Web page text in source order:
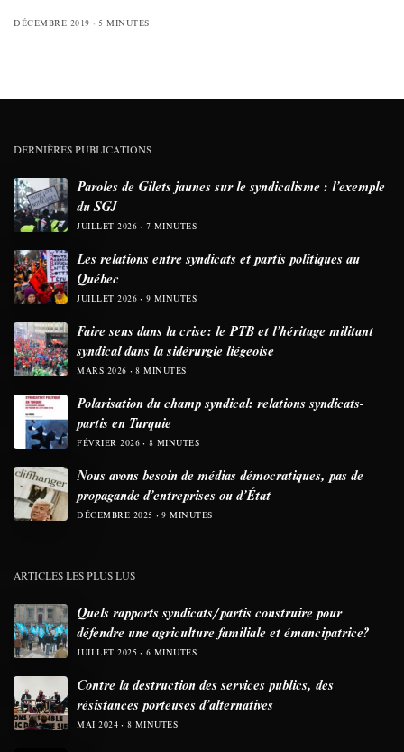
DÉCEMBRE 2019 5 MINUTES
DERNIÈRES PUBLICATIONS
Paroles de Gilets jaunes sur le syndicalisme : l’exemple
du SGJ
JUILLET 2026 7 MINUTES
Les relations entre syndicats et partis politiques au
Québec
JUILLET 2026 9 MINUTES
Faire sens dans la crise: le PTB et l’héritage militant
syndical dans la sidérurgie liégeoise
MARS 2026 8 MINUTES
Polarisation du champ syndical: relations syndicats-
partis en Turquie
FÉVRIER 2026 8 MINUTES
Nous avons besoin de médias démocratiques, pas de
propagande d’entreprises ou d’État
DÉCEMBRE 2025 9 MINUTES
ARTICLES LES PLUS LUS
Quels rapports syndicats/partis construire pour
défendre une agriculture familiale et émancipatrice?
JUILLET 2025 6 MINUTES
Contre la destruction des services publics, des
résistances porteuses d’alternatives
MAI 2024 8 MINUTES